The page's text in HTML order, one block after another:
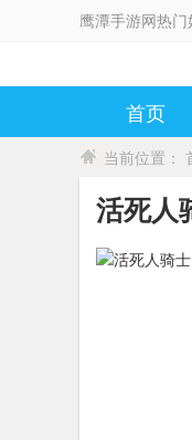
鹰潭手游网热
首页
当前位置：
活死人